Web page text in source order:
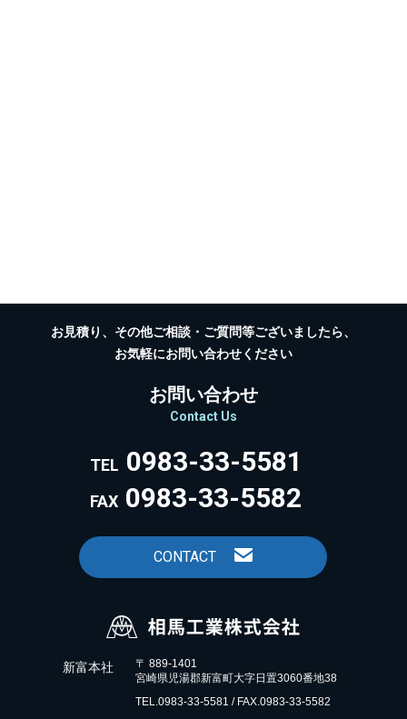
お見積り、その他ご相談・ご質問等ございましたら、
お気軽にお問い合わせください
お問い合わせ
Contact Us
TEL 0983-33-5581
FAX 0983-33-5582
CONTACT
新富本社
〒 889-1401
宮崎県児湯郡新富町大字日置3060番地38
TEL.0983-33-5581 / FAX.0983-33-5582